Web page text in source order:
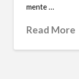
mente …
Read More